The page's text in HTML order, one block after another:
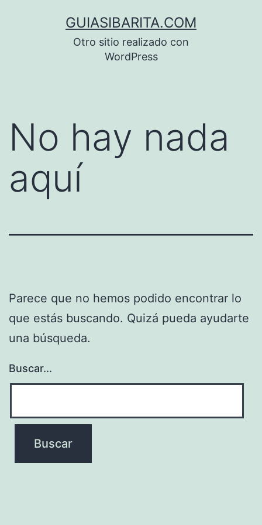
GUIASIBARITA.COM
Otro sitio realizado con
WordPress
No hay nada
aquí
Parece que no hemos podido encontrar lo
que estás buscando. Quizá pueda ayudarte
una búsqueda.
Buscar...